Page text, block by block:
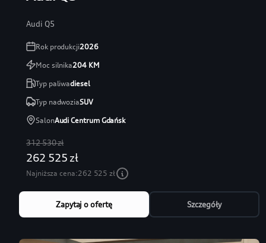
Audi Q5
Rok produkcji2026
Moc silnika204KM
Typ paliwadiesel
Typ nadwoziaSUV
SalonAudi Centrum Gdańsk
312 530 zł
262 525 zł
Najniższa cena:262 525 zł
Zapytaj o ofertę Szczegóły